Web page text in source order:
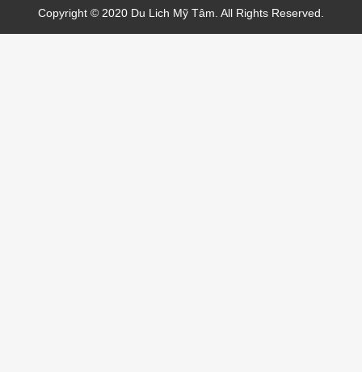
Copyright © 2020 Du Lich Mỹ Tâm. All Rights Reserved.